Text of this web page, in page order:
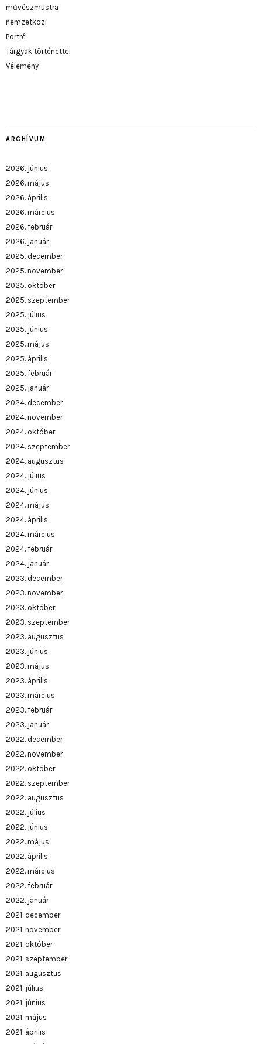
művészmustra
nemzetközi
Portré
Tárgyak történettel
Vélemény
ARCHÍVUM
2026. június
2026. május
2026. április
2026. március
2026. február
2026. január
2025. december
2025. november
2025. október
2025. szeptember
2025. július
2025. június
2025. május
2025. április
2025. február
2025. január
2024. december
2024. november
2024. október
2024. szeptember
2024. augusztus
2024. július
2024. június
2024. május
2024. április
2024. március
2024. február
2024. január
2023. december
2023. november
2023. október
2023. szeptember
2023. augusztus
2023. június
2023. május
2023. április
2023. március
2023. február
2023. január
2022. december
2022. november
2022. október
2022. szeptember
2022. augusztus
2022. július
2022. június
2022. május
2022. április
2022. március
2022. február
2022. január
2021. december
2021. november
2021. október
2021. szeptember
2021. augusztus
2021. július
2021. június
2021. május
2021. április